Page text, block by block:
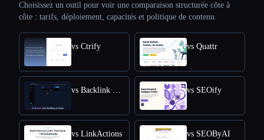
Choisissez un outil pour voir une comparaison structurée côte à
côte : tarifs, déploiement, capacités et politique de contenu.
vs Ctrify vs Quattr
vs Backlink GPT vs SEOify
vs LinkActions vs SEOByAI